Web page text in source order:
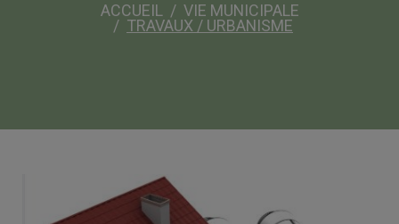
ACCUEIL
VIE MUNICIPALE
TRAVAUX / URBANISME